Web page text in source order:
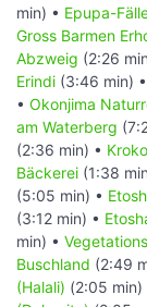
min) • Epupa-
Gross Barmen
Abzweig (2:26
Erindi (3:46 min) •
• Okonjima
am Waterberg
(2:36 min) •
Bäckerei (1:38
(5:05 min) •
(3:12 min) •
min) •
Buschland (2:49
(Halali) (2:05 min)